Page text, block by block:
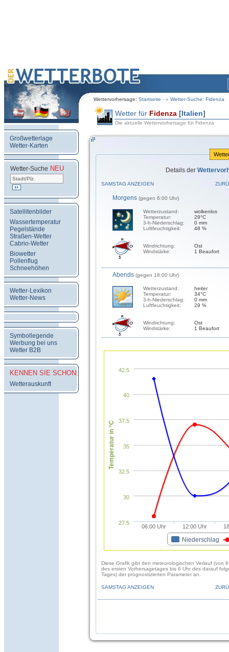
Wettervorhersage: Startseite Wetter-Suche: Fidenza
Großwetterlage
Wetter-Karten
Wetter-Suche NEU
Satellitenbilder
Wassertemperatur
Pegelstände
Straßen-Wetter
Cabrio-Wetter
Biowetter
Pollenflug
Schneehöhen
Wetter-Lexikon
Wetter-News
Symbollegende
Werbung bei uns
Wetter B2B
KENNEN SIE SCHON:
Wetterauskunft
Wetter für Fidenza [Italien]
Die aktuelle Wettervorhersage für Fidenza
Details der
SAMSTAG ANZEIGEN
Morgens (gegen 6:00 Uhr)
Wetterzustand:
Temperatur:
3-h-Niederschlag:
Luftfeuchtigkeit:
wolkenlos
28°C
0 mm
48 %
Windrichtung:
Windstärke:
Ost
1 Beaufort
Abends (gegen 18:00 Uhr)
Wetterzustand:
Temperatur:
3-h-Niederschlag:
Luftfeuchtigkeit:
heiter
34°C
0 mm
29 %
Windrichtung:
Windstärke:
Ost
1 Beaufort
Temperatur in °C
Niederschlag
06:00 Uhr 12:00 Uhr
30
27.5
32.5
35
37.5
40
42.5
Diese Grafik gibt den meteorologischen Verlauf (von
des ersten Vorhersagetages bis 6 Uhr des darauf
Tages) der prognostizierten Parameter an.
SAMSTAG ANZEIGEN